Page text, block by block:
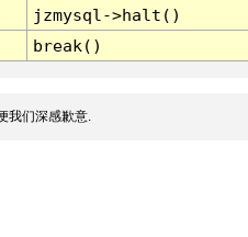
jzmysql->halt()
break()
我们深感歉意.